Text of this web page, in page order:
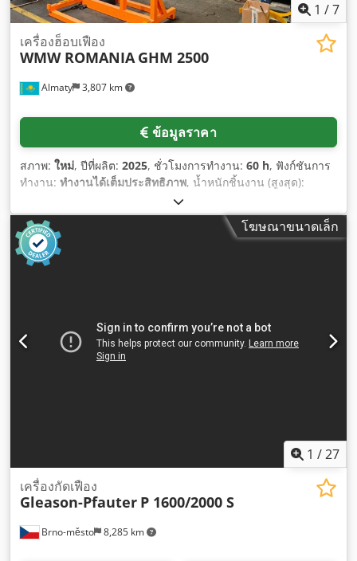
1 /7
Almaty 3,807 km
เครื่องฮ็อบเฟือง
WMW ROMANIA GHM 2500
ข้อมูลราคา
สภาพ: ใหม่, ปีที่ผลิต: 2025, ชั่วโมงการทำงาน: 60 h, ฟังก์ชันการ
ทำงาน: ทำงานได้เต็มประสิทธิภาพ, น้ำหนักชิ้นงาน (สูงสุด):
3,700 มม
มม, ระยะป้อนแกน Y:1,300 มม, ระยะป้อนแกน Z:500 มม, เส้น
ผ่านศูนย์กลางโต๊ะหมุน:
, ตำแหน่งหัวกัด:0,025, เส้น
ผ่านศูนย์กลางโต๊ะ:
อัตราการป้อนแกน Y:
ประกอบ / คู่มือ
โฆษณาขนาดเล็ก
1 /27
Brno-město 8,285 km
เครื่องกัดเฟือง
Gleason-Pfauter P 1600/2000 S